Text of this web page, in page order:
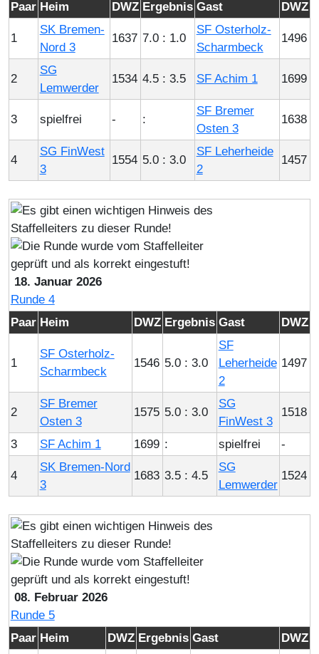
Paar Heim DWZ Ergebnis Gast DWZ
1
SK Bremen-
Nord 3
1637 7.0 : 1.0
SF Osterholz-
Scharmbeck
1496
2
SG
Lemwerder
1534 4.5 : 3.5 SF Achim 1 1699
3 spielfrei - :
SF Bremer
Osten 3
1638
4
SG FinWest
3
1554 5.0 : 3.0
SF Leherheide
2
1457
18. Januar 2026
Runde 4
Paar Heim DWZ Ergebnis Gast DWZ
1
SF Osterholz-
Scharmbeck
1546 5.0 : 3.0
SF
Leherheide
2
1497
2
SF Bremer
Osten 3
1575 5.0 : 3.0
SG
FinWest 3
1518
3 SF Achim 1 1699 : spielfrei -
4
SK Bremen-Nord
3
1683 3.5 : 4.5
SG
Lemwerder
1524
08. Februar 2026
Runde 5
Paar Heim DWZ Ergebnis Gast DWZ